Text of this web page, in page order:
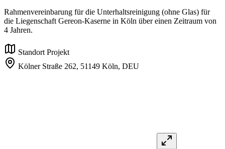
Rahmenvereinbarung für die Unterhaltsreinigung (ohne Glas) für
die Liegenschaft Gereon-Kaserne in Köln über einen Zeitraum von
4 Jahren.
Standort Projekt
Kölner Straße 262, 51149 Köln, DEU